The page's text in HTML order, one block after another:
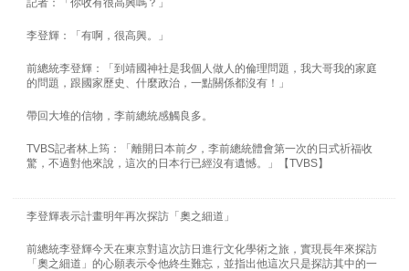
記者：「你收有很高興嗎？」
李登輝：「有啊，很高興。」
前總統李登輝：「到靖國神社是我個人做人的倫理問題，我大哥我的家庭
的問題，跟國家歷史、什麼政治，一點關係都沒有！」
帶回大堆的信物，李前總統感觸良多。
TVBS記者林上筠：「離開日本前夕，李前總統體會第一次的日式祈福收
驚，不過對他來說，這次的日本行已經沒有遺憾。」【TVBS】
李登輝表示計畫明年再次探訪「奧之細道」
前總統李登輝今天在東京對這次訪日進行文化學術之旅，實現長年來探訪
「奧之細道」的心願表示令他終生難忘，並指出他這次只是探訪其中的一